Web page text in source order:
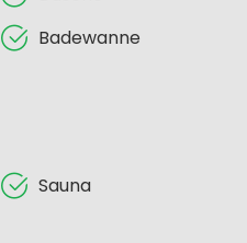
Badewanne
Sauna